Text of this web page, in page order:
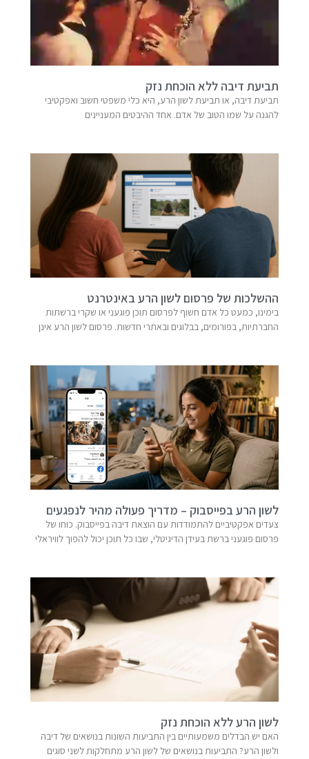
תביעת דיבה ללא הוכחת נזק
תביעת דיבה, או תביעת לשון הרע, היא כלי משפטי חשוב ואפקטיבי
להגנה על שמו הטוב של אדם. אחד ההיבטים המעניינים
ההשלכות של פרסום לשון הרע באינטרנט
בימינו, כמעט כל אדם חשוף לפרסום תוכן פוגעני או שקרי ברשתות
החברתיות, בפורומים, בבלוגים ובאתרי חדשות. פרסום לשון הרע אינן
לשון הרע בפייסבוק – מדריך פעולה מהיר לנפגעים
צעדים אפקטיביים להתמודדות עם הוצאת דיבה בפייסבוק. כוחו של
פרסום פוגעני ברשת בעידן הדיגיטלי, שבו כל תוכן יכול להפוך לוויראלי
לשון הרע ללא הוכחת נזק
האם יש הבדלים משמעותיים בין התביעות השונות בנושאים של דיבה
ולשון הרע? התביעות בנושאים של לשון הרע מתחלקות לשני סוגים